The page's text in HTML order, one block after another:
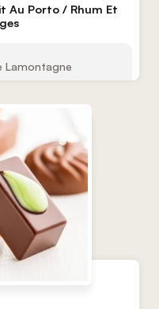
Au Porto / Rhum Et
Lamontagne